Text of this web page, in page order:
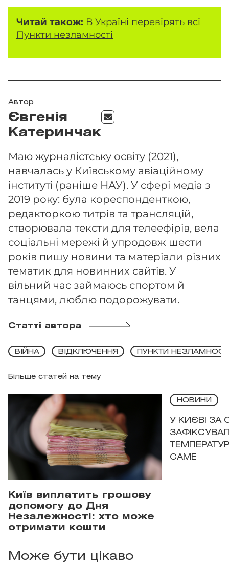
Читай також: В Україні перевірять всі
Пункти незламності
Автор
Євгенія
Катеринчак
Маю журналістську освіту (2021),
навчалась у Київському авіаційному
інституті (раніше НАУ). У сфері медіа з
2019 року: була кореспонденткою,
редакторкою титрів та трансляцій,
створювала тексти для телеефірів, вела
соціальні мережі й упродовж шести
років пишу новини та матеріали різних
тематик для новинних сайтів. У
вільний час займаюсь спортом й
танцями, люблю подорожувати.
Статті автора
Більше статей на тему
ВІЙНА ВІДКЛЮЧЕННЯ ПУНКТИ
Київ виплатить грошову
допомогу до Дня
Незалежності: хто може
отримати кошти
НОВИНИ
У КИЄВІ ЗА
САМЕ
Може бути цікаво